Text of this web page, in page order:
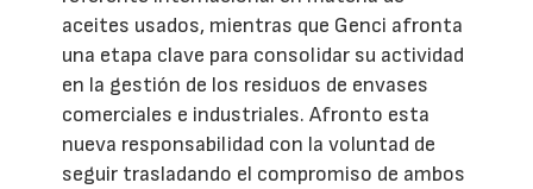
aceites usados, mientras que Genci afronta
una etapa clave para consolidar su actividad
en la gestión de los residuos de envases
comerciales e industriales. Afronto esta
nueva responsabilidad con la voluntad de
seguir trasladando el compromiso de ambos